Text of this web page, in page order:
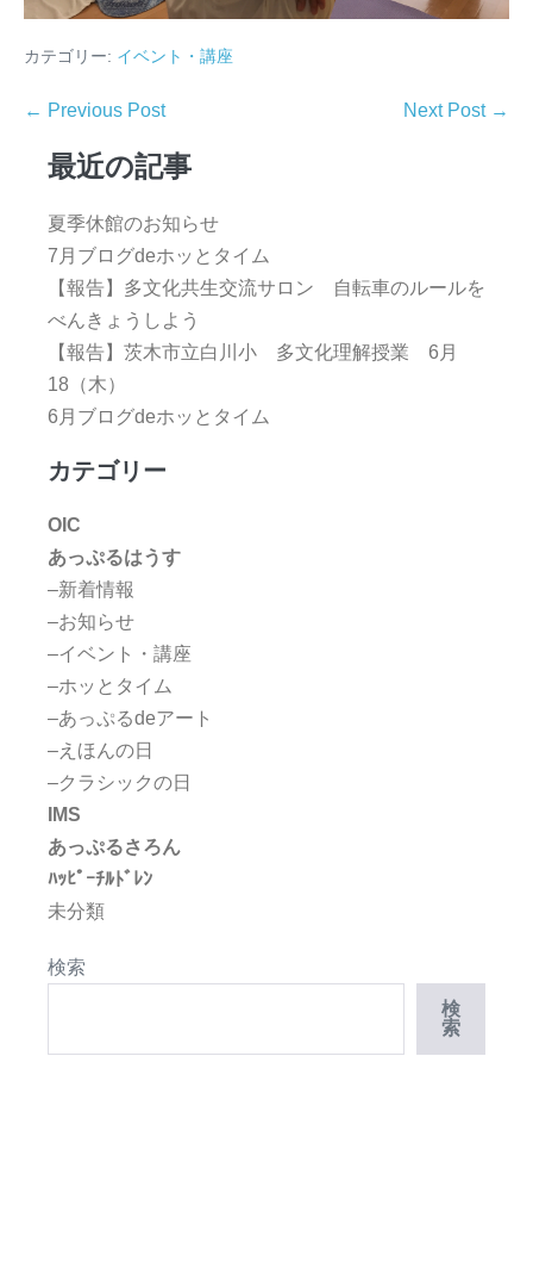
カテゴリー: イベント・講座
← Previous Post Next Post →
最近の記事
夏季休館のお知らせ
7月ブログdeホッとタイム
【報告】多文化共生交流サロン 自転車のルールを
べんきょうしよう
【報告】茨木市立白川小 多文化理解授業 6月
18（木）
6月ブログdeホッとタイム
カテゴリー
OIC
あっぷるはうす
–新着情報
–お知らせ
–イベント・講座
–ホッとタイム
–あっぷるdeアート
–えほんの日
–クラシックの日
IMS
あっぷるさろん
ﾊｯﾋﾟｰﾁﾙﾄﾞﾚﾝ
未分類
検索
検
索